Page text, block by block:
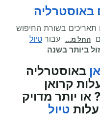
באוסטרליה
תאריכים בשורת החיפוש
החל מ... עבור טיול
ביותר בשנה
באוסטרליה
קרואן
יותר מדויק
טיול